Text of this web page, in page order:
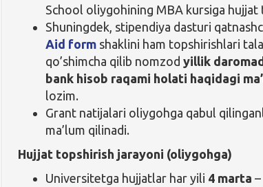
School oliygohining MBA kursiga hujjat
Shuningdek, stipendiya dasturi
Aid form shaklini ham topshirishlari
qo’shimcha qilib nomzodyillik
bank hisob raqami holati haqidagi
lozim.
Grant natijalari oliygohga qabul
ma’lum qilinadi.
Hujjat topshirish jarayoni (oliygohga)
Universitetga hujjatlar har yili 4 marta –